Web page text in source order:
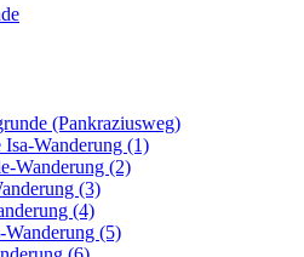
(Pankraziusweg)
Wanderung (1)
Wanderung (2)
(3)
(4)
Wanderung (5)